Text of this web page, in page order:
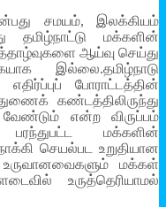
சமயம், இலக்கியம்
தமிழ்நாட்டு மக்களின்
ஆய்வு செய்து
இல்லை.தமிழ்நாடு
போராட்டத்தின்
துணைக் கண்டத்திலிருந்து
வேண்டும் என்ற விருப்பம்
மக்களின்
செயல்பட உறுதியான
மக்கள்
உருத்தெரியாமல்